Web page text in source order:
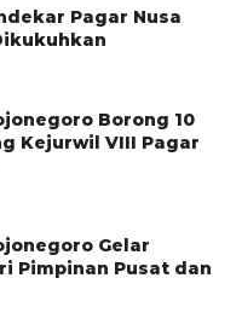
Pagar Nusa
Borong 10
Kejurwil VIII Pagar
Gelar
Pimpinan Pusat dan